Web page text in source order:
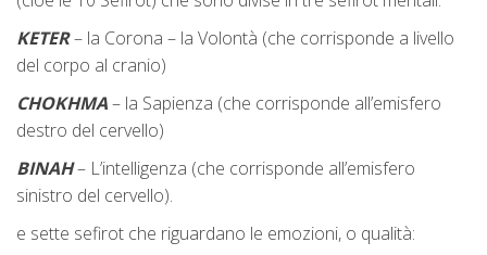
KETER– la Corona – la Volontà (che corrisponde a livello
del corpo al cranio)
CHOKHMA– la Sapienza (che corrisponde all’emisfero
destro del cervello)
BINAH– L’intelligenza (che corrisponde all’emisfero
sinistro del cervello).
e sette sefirot che riguardano le emozioni, o qualità: